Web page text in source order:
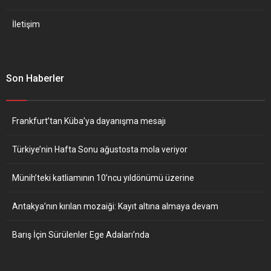
İletişim
Son Haberler
Frankfurt’tan Küba’ya dayanışma mesajı
Türkiye’nin Hafta Sonu ağustosta mola veriyor
Münih’teki katliamının 10’ncu yıldönümü üzerine
Antakya’nın kırılan mozaiği: Kayıt altına almaya devam
Barış İçin Sürülenler Ege Adaları’nda